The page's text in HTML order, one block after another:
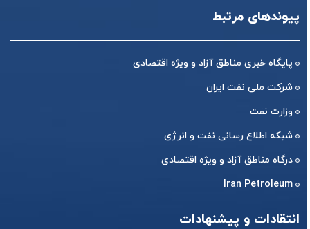
پیوندهای مرتبط
پایگاه خبری مناطق آزاد و ویژه اقتصادی
شرکت ملی نفت ایران
وزارت نفت
شبکه اطلاع رسانی نفت و انرژی
درگاه مناطق آزاد و ویژه اقتصادی
Iran Petroleum
انتقادات و پیشنهادات